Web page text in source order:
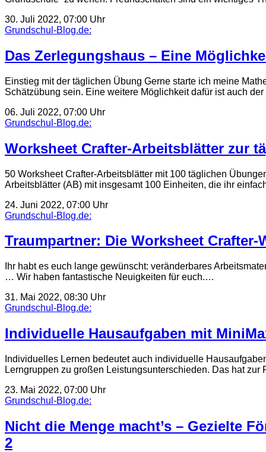
30. Juli 2022, 07:00 Uhr
Grundschul-Blog.de:
Das Zerlegungshaus – Eine
Einstieg mit der täglichen Übung Gerne starte ich meine
Schätzübung sein. Eine weitere Möglichkeit dafür ist auch
06. Juli 2022, 07:00 Uhr
Grundschul-Blog.de:
Worksheet Crafter-Arbeitsblätter zur
50 Worksheet Crafter-Arbeitsblätter mit 100 täglichen
Arbeitsblätter (AB) mit insgesamt 100 Einheiten, die ihr
24. Juni 2022, 07:00 Uhr
Grundschul-Blog.de:
Traumpartner: Die Worksheet
Ihr habt es euch lange gewünscht: veränderbares
… Wir haben fantastische Neuigkeiten für euch.…
31. Mai 2022, 08:30 Uhr
Grundschul-Blog.de:
Individuelle Hausaufgaben mit
Individuelles Lernen bedeutet auch individuelle
Lerngruppen zu großen Leistungsunterschieden. Das hat
23. Mai 2022, 07:00 Uhr
Grundschul-Blog.de:
Nicht die Menge macht’s – Gezielte
2